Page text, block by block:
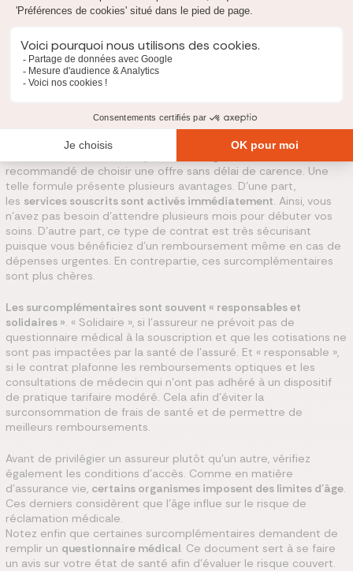
Faites le point sur vos indemnisations de santé
l'Assurance maladie ou votre mutuelle ? Serait-il intéressant de
souscrire une surmutuelle spécifique à un poste de santé ?
Unesurcomplémentaire santé en soins optiques
trouverez ainsi le meilleur rapport cotisations / indemnisations.
Si vous avez besoin d'une prise en charge immédiate, il est
recommandé de choisir une offre sans délai de carence. Une
telle formule présente plusieurs avantages. D'une part,
les services souscrits sont activés immédiatement. Ainsi, vous
n'avez pas besoin d'attendre plusieurs mois pour débuter vos
soins. D'autre part, ce type de contrat est très sécurisant
puisque vous bénéficiez d'un remboursement même en cas de
dépenses urgentes. En contrepartie, ces surcomplémentaires
sont plus chères.
Les surcomplémentaires sont souvent « responsables et
solidaires ». « Solidaire », si l'assureur ne prévoit pas de
questionnaire médical à la souscription et que les cotisations ne
sont pas impactées par la santé de l'assuré. Et « responsable »,
si le contrat plafonne les remboursements optiques et les
consultations de médecin qui n'ont pas adhéré à un dispositif
de pratique tarifaire modéré. Cela afin d'éviter la
surconsommation de frais de santé et de permettre de
meilleurs remboursements.
Avant de privilégier un assureur plutôt qu'un autre, vérifiez
également les conditions d'accès. Comme en matière
d'assurance vie, certains organismes imposent des limites d'âge.
Ces derniers considèrent que l'âge influe sur le risque de
réclamation médicale.
Notez enfin que certaines surcomplémentaires demandent de
remplir un questionnaire médical. Ce document sert à se faire
un avis sur votre état de santé afin d'évaluer le risque couvert.